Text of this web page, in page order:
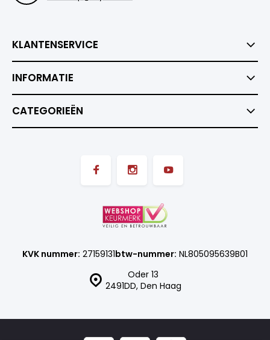
KLANTENSERVICE
INFORMATIE
CATEGORIEËN
Oder 13
2491DD, Den Haag
KVK nummer: 27159131btw-nummer: NL805095639B01